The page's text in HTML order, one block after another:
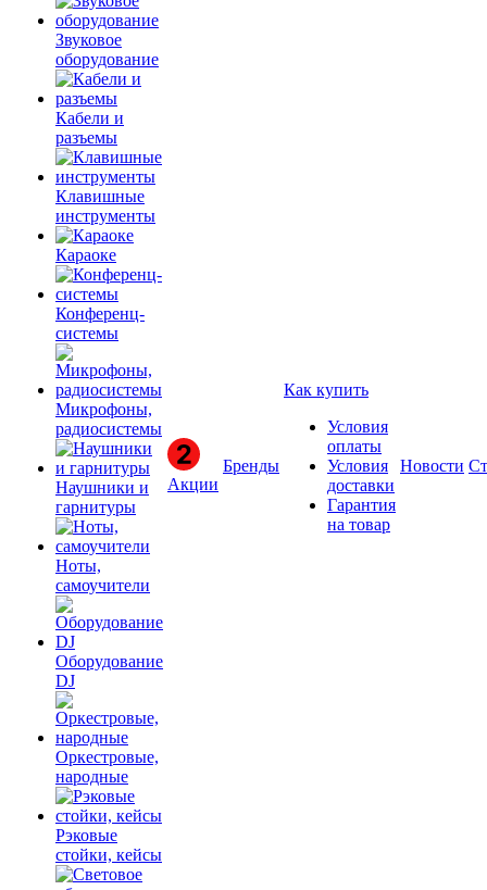
Звуковое
оборудование
Кабели и
разъемы
Клавишные
инструменты
Караоке
Конференц-
системы
Микрофоны,
радиосистемы
Наушники и
гарнитуры
Ноты,
самоучители
Оборудование
DJ
Оркестровые,
народные
Рэковые
стойки, кейсы
Акции
Бренды
Как купить
Условия
оплаты
Условия
доставки
Гарантия
на товар
Новости